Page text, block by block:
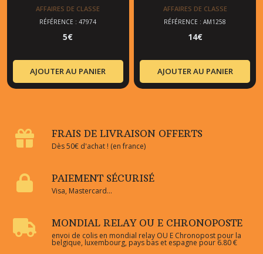
AFFAIRES DE CLASSE
RÉFÉRENCE : 47974
5€
AJOUTER AU PANIER
AFFAIRES DE CLASSE
RÉFÉRENCE : AM1258
14€
AJOUTER AU PANIER
FRAIS DE LIVRAISON OFFERTS
Dès 50€ d'achat ! (en france)
PAIEMENT SÉCURISÉ
Visa, Mastercard...
MONDIAL RELAY OU E CHRONOPOSTE
envoi de colis en mondial relay OU E Chronopost pour la
belgique, luxembourg, pays bas et espagne pour 6.80 €